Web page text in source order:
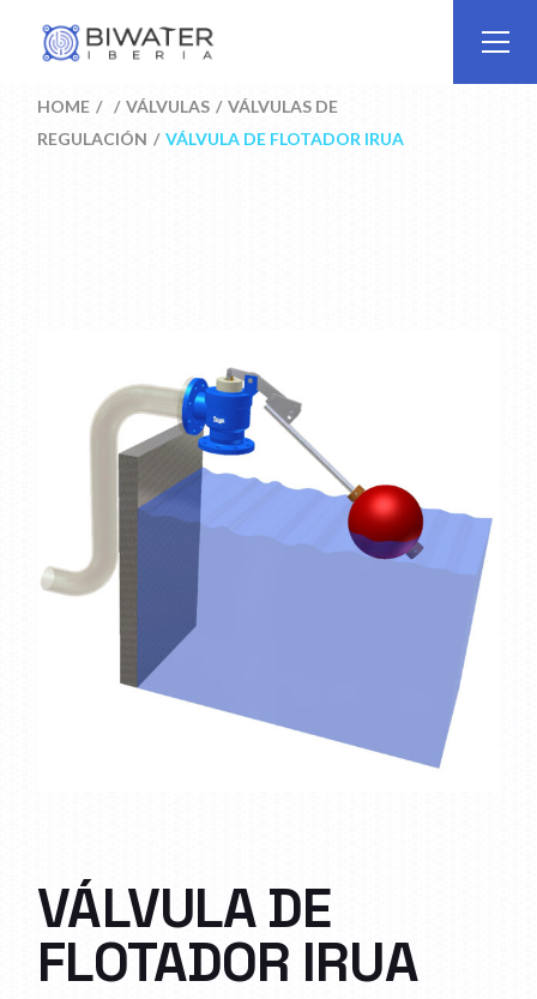
HOME VÁLVULAS
VÁLVULAS DE
REGULACIÓN
VÁLVULA DE FLOTADOR IRUA
VÁLVULA DE
FLOTADOR IRUA